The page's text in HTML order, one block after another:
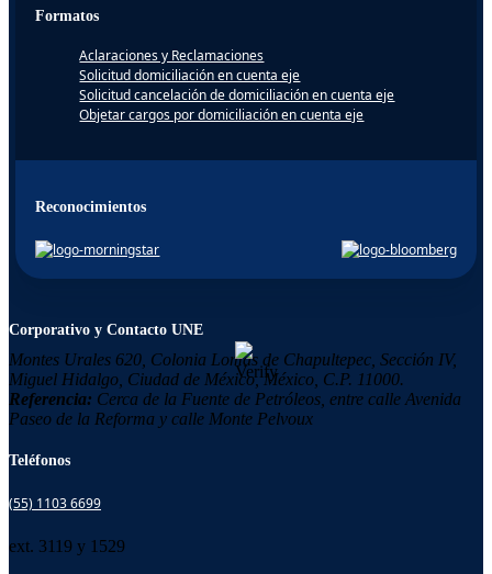
Formatos
Aclaraciones y Reclamaciones
Solicitud domiciliación en cuenta eje
Solicitud cancelación de domiciliación en cuenta eje
Objetar cargos por domiciliación en cuenta eje
Reconocimientos
Corporativo y Contacto UNE
Montes Urales 620, Colonia Lomas de Chapultepec, Sección IV,
Miguel Hidalgo, Ciudad de México, México, C.P. 11000.
Referencia: Cerca de la Fuente de Petróleos, entre calle Avenida
Paseo de la Reforma y calle Monte Pelvoux
Teléfonos
(55) 1103 6699
ext. 3119 y 1529